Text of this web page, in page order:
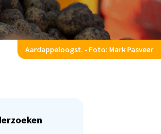
Aardappeloogst. - Foto: Mark Pasveer